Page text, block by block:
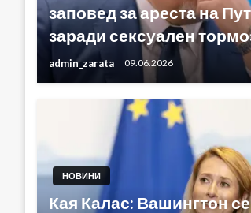
заповед за ареста на
заради сексуален
admin_zarata 09.06.2026
НОВИНИ
Кая Калас: Вашингтон